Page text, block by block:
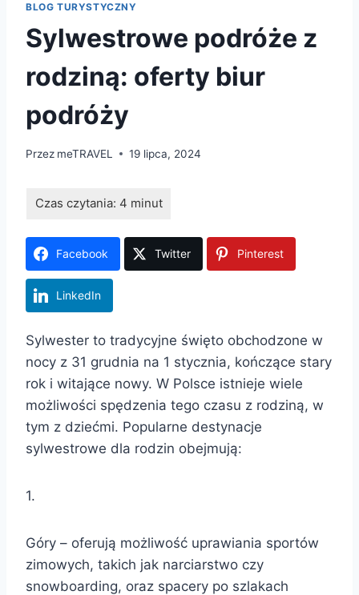
BLOG TURYSTYCZNY
Sylwestrowe podróże z
rodziną: oferty biur
podróży
Przez meTRAVEL 19 lipca, 2024
Facebook Twitter Pinterest
LinkedIn
Sylwester to tradycyjne święto obchodzone w
nocy z 31 grudnia na 1 stycznia, kończące stary
rok i witające nowy. W Polsce istnieje wiele
możliwości spędzenia tego czasu z rodziną, w
tym z dziećmi. Popularne destynacje
sylwestrowe dla rodzin obejmują:
1.
Góry – oferują możliwość uprawiania sportów
zimowych, takich jak narciarstwo czy
snowboarding, oraz spacery po szlakach